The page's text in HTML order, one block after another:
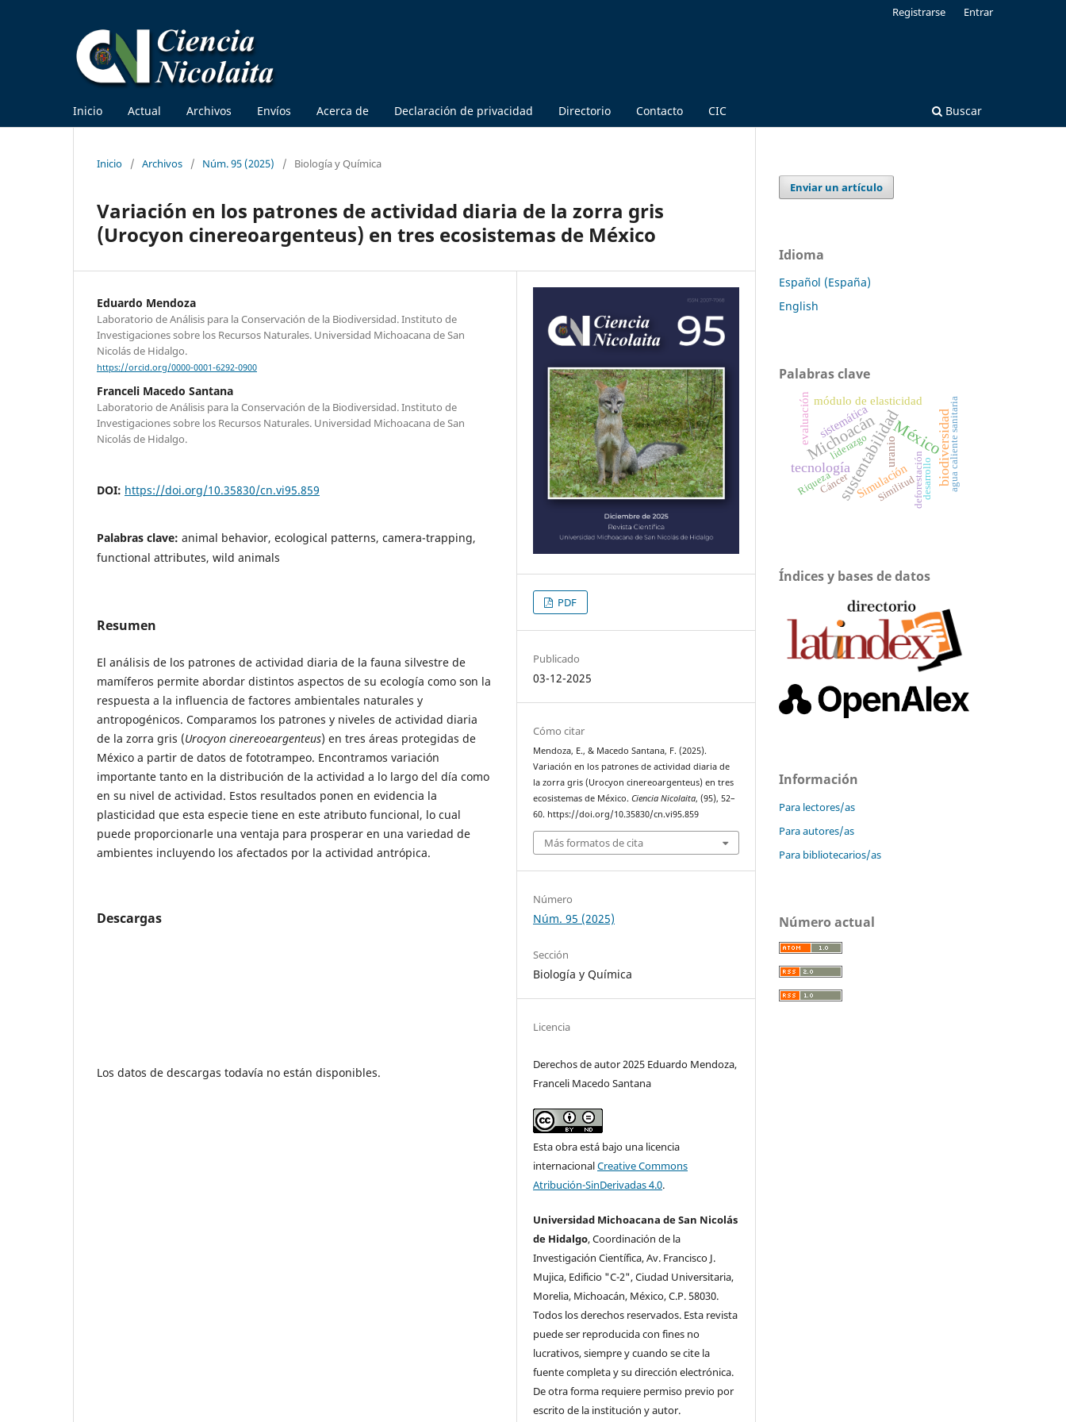
Inicio Actual Archivos Envíos Acerca de Declaración de privacidad Directorio Contacto CIC Buscar
Registrarse Entrar
Inicio / Archivos / Núm. 95 (2025) / Biología y Química
Variación en los patrones de actividad diaria de la zorra gris
(Urocyon cinereoargenteus) en tres ecosistemas de México
Eduardo Mendoza
Laboratorio de Análisis para la Conservación de la Biodiversidad. Instituto de
Investigaciones sobre los Recursos Naturales. Universidad Michoacana de San
Nicolás de Hidalgo.
https://orcid.org/0000-0001-6292-0900
Franceli Macedo Santana
Laboratorio de Análisis para la Conservación de la Biodiversidad. Instituto de
Investigaciones sobre los Recursos Naturales. Universidad Michoacana de San
Nicolás de Hidalgo.
DOI: https://doi.org/10.35830/cn.vi95.859
Palabras clave: animal behavior, ecological patterns, camera-trapping,
functional attributes, wild animals
Resumen
El análisis de los patrones de actividad diaria de la fauna silvestre de
mamíferos permite abordar distintos aspectos de su ecología como son la
respuesta a la influencia de factores ambientales naturales y
antropogénicos. Comparamos los patrones y niveles de actividad diaria
de la zorra gris (Urocyon cinereoeargenteus) en tres áreas protegidas de
México a partir de datos de fototrampeo. Encontramos variación
importante tanto en la distribución de la actividad a lo largo del día como
en su nivel de actividad. Estos resultados ponen en evidencia la
plasticidad que esta especie tiene en este atributo funcional, lo cual
puede proporcionarle una ventaja para prosperar en una variedad de
ambientes incluyendo los afectados por la actividad antrópica.
Descargas
Los datos de descargas todavía no están disponibles.
PDF
Publicado
03-12-2025
Cómo citar
Mendoza, E., & Macedo Santana, F. (2025).
Variación en los patrones de actividad diaria de
la zorra gris (Urocyon cinereoargenteus) en tres
ecosistemas de México.Ciencia Nicolaita, (95), 52–
60. https://doi.org/10.35830/cn.vi95.859
Más formatos de cita
Número
Núm. 95 (2025)
Sección
Biología y Química
Licencia
Derechos de autor 2025 Eduardo Mendoza,
Franceli Macedo Santana
Esta obra está bajo una licencia
internacionalCreative Commons
Atribución-SinDerivadas 4.0.
Universidad Michoacana de San Nicolás
de Hidalgo, Coordinación de la
Investigación Cientí­fica, Av. Francisco J.
Mujica, Edificio "C-2", Ciudad Universitaria,
Morelia, Michoacán, México, C.P. 58030.
Todos los derechos reservados. Esta revista
puede ser reproducida con fines no
lucrativos, siempre y cuando se cite la
fuente completa y su dirección electrónica.
De otra forma requiere permiso previo por
escrito de la institución y autor.
Enviar un artículo
Idioma
Español (España)
English
Palabras clave
sustentabilidad
Michoacán Méxicobiodiversidad
tecnología
evaluación módulo de elasticidad
Simulación
sistemática
uranio deforestación agua caliente sanitaria
liderazgo
Riqueza Similitud
Cáncer desarrollo
Índices y bases de datos
Información
Para lectores/as
Para autores/as
Para bibliotecarios/as
Número actual